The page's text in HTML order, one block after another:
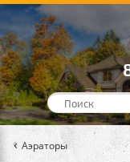
Аэраторы